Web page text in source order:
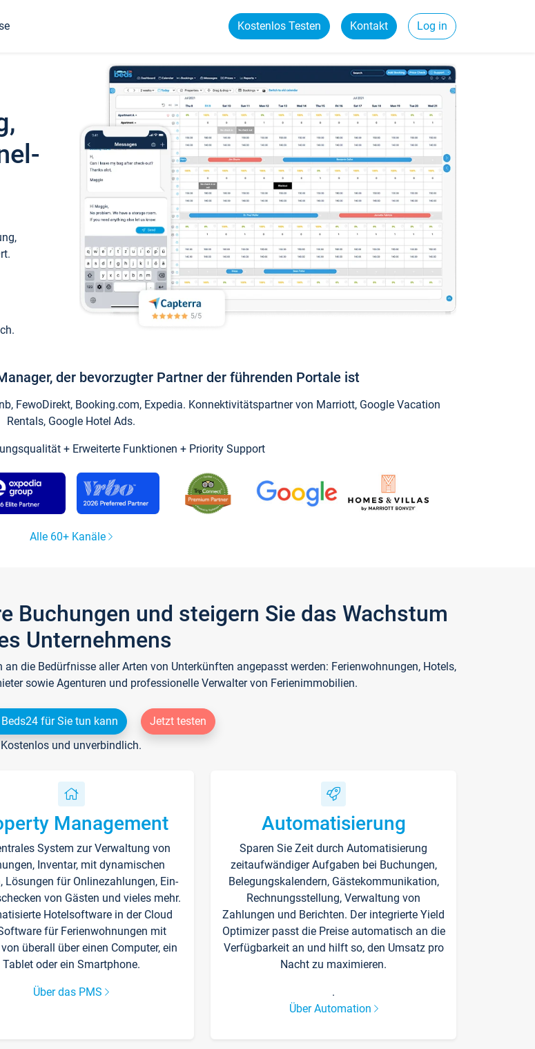
Kostenlos Testen Kontakt Log in
der bevorzugter Partner der führenden Portale ist
FewoDirekt, Booking.com, Expedia. Konnektivitätspartner von Marriott, Google Vacation
Rentals, Google Hotel Ads.
+ Erweiterte Funktionen + Priority Support
Alle 60+ Kanäle
Buchungen und steigern Sie das Wachstum
Unternehmens
die Bedürfnisse aller Arten von Unterkünften angepasst werden: Ferienwohnungen, Hotels,
sowie Agenturen und professionelle Verwalter von Ferienimmobilien.
für Sie tun kann
Jetzt testen
Kostenlos und unverbindlich.
Management
System zur Verwaltung von
Inventar, mit dynamischen
Lösungen für Onlinezahlungen, Ein-
von Gästen und vieles mehr.
Hotelsoftware in der Cloud
für Ferienwohnungen mit
überall über einen Computer, ein
Tablet oder ein Smartphone.
Über das PMS
Automatisierung
Sparen Sie Zeit durch Automatisierung
zeitaufwändiger Aufgaben bei Buchungen,
Belegungskalendern, Gästekommunikation,
Rechnungsstellung, Verwaltung von
Zahlungen und Berichten. Der integrierte Yield
Optimizer passt die Preise automatisch an die
Verfügbarkeit an und hilft so, den Umsatz pro
Nacht zu maximieren.
.
Über Automation